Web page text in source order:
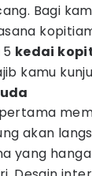
Bagi
kedai
kamu
akan
yang